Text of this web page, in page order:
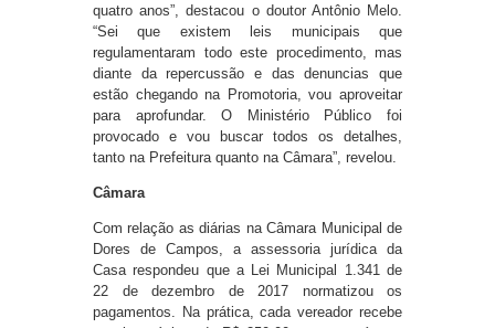
quatro anos”, destacou o doutor Antônio Melo.
“Sei que existem leis municipais que
regulamentaram todo este procedimento, mas
diante da repercussão e das denuncias que
estão chegando na Promotoria, vou aproveitar
para aprofundar. O Ministério Público foi
provocado e vou buscar todos os detalhes,
tanto na Prefeitura quanto na Câmara”, revelou.
Câmara
Com relação as diárias na Câmara Municipal de
Dores de Campos, a assessoria jurídica da
Casa respondeu que a Lei Municipal 1.341 de
22 de dezembro de 2017 normatizou os
pagamentos. Na prática, cada vereador recebe